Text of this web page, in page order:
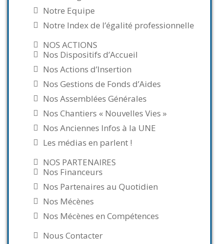
Notre Equipe
Notre Index de l’égalité professionnelle
NOS ACTIONS
Nos Dispositifs d’Accueil
Nos Actions d’Insertion
Nos Gestions de Fonds d’Aides
Nos Assemblées Générales
Nos Chantiers « Nouvelles Vies »
Nos Anciennes Infos à la UNE
Les médias en parlent !
NOS PARTENAIRES
Nos Financeurs
Nos Partenaires au Quotidien
Nos Mécènes
Nos Mécènes en Compétences
Nous Contacter